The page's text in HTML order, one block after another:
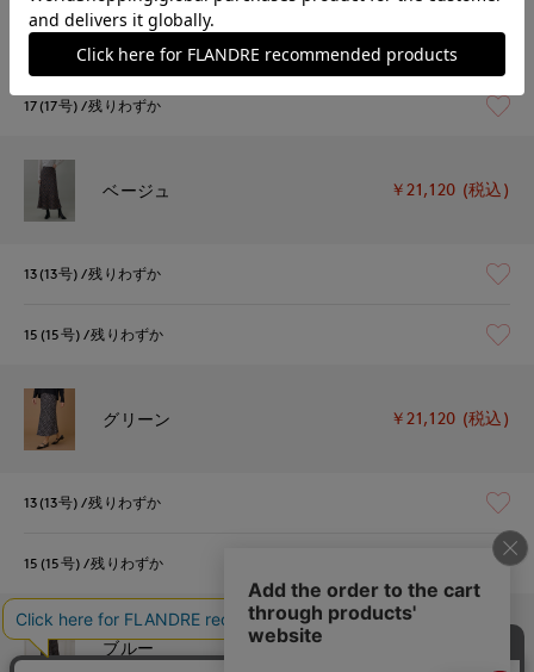
15(15号) 残りわずか
17(17号) 残りわずか
ベージュ ￥21,120 (税込)
13(13号) 残りわずか
15(15号) 残りわずか
グリーン ￥21,120 (税込)
13(13号) 残りわずか
15(15号) 残りわずか
ブルー